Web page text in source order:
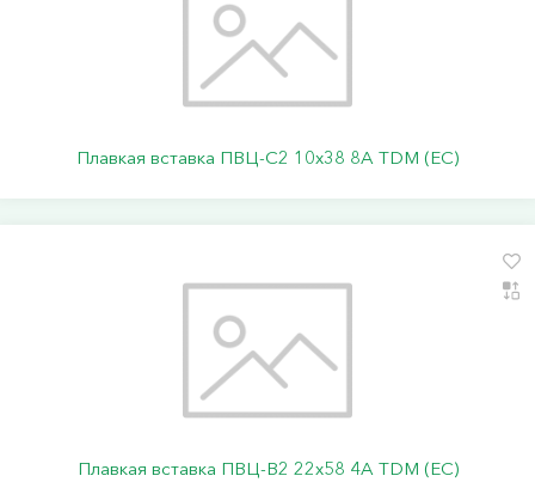
Плавкая вставка ПВЦ-С2 10х38 8А TDM (ЕС)
Плавкая вставка ПВЦ-В2 22х58 4А TDM (ЕС)